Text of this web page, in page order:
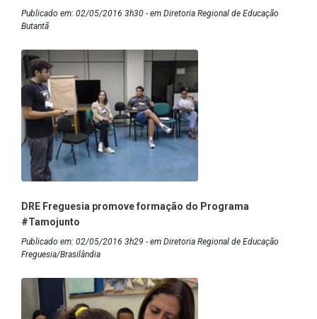
Publicado em: 02/05/2016 3h30 - em Diretoria Regional de Educação
Butantã
DRE Freguesia promove formação do Programa
#Tamojunto
Publicado em: 02/05/2016 3h29 - em Diretoria Regional de Educação
Freguesia/Brasilândia